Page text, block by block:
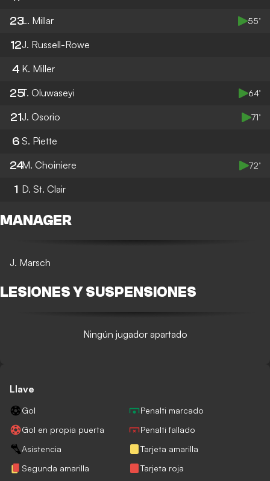
23L. Millar 55’
12J. Russell-Rowe
4 K. Miller
25T. Oluwaseyi 64’
21J. Osorio 71’
6 S. Piette
24M. Choiniere 72’
1 D. St. Clair
MANAGER
J. Marsch
LESIONES Y SUSPENSIONES
Ningún jugador apartado
Llave
Gol
Penalti marcado
Gol en propia puerta
Penalti fallado
Asistencia
Tarjeta amarilla
Segunda amarilla
Tarjeta roja